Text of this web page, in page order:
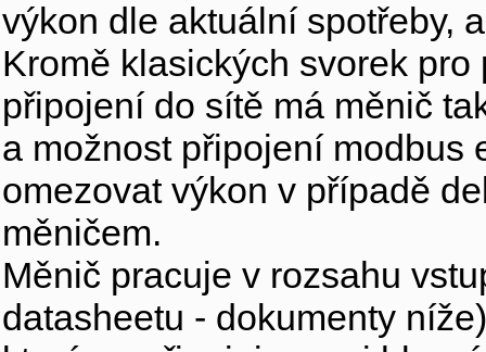
výkon dle aktuální spotřeby,
Kromě klasických svorek
připojení do sítě má měnič
a možnost připojení modbus
omezovat výkon v případě
měničem.
Měnič pracuje v rozsahu
datasheetu - dokumenty